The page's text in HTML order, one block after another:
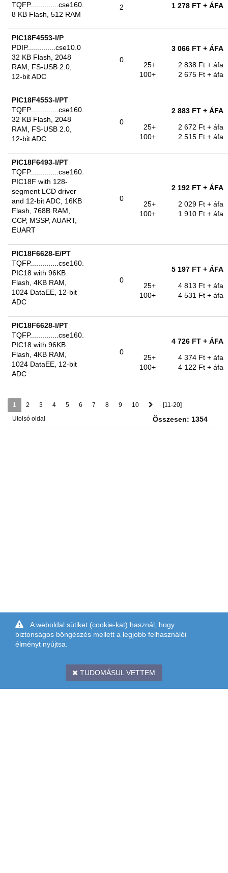
TQFP..............cse160.
8 KB Flash, 512 RAM
2 1 278 FT + ÁFA
PIC18F4553-I/P
PDIP..............cse10.0
32 KB Flash, 2048
RAM, FS-USB 2.0,
12-bit ADC
0
3 066 FT + ÁFA
25+
2 838 Ft + áfa
100+
2 675 Ft + áfa
PIC18F4553-I/PT
TQFP..............cse160.
32 KB Flash, 2048
RAM, FS-USB 2.0,
12-bit ADC
0
2 883 FT + ÁFA
25+
2 672 Ft + áfa
100+
2 515 Ft + áfa
PIC18F6493-I/PT
TQFP..............cse160.
PIC18F with 128-
segment LCD driver
and 12-bit ADC, 16KB
Flash, 768B RAM,
CCP, MSSP, AUART,
EUART
0
2 192 FT + ÁFA
25+
2 029 Ft + áfa
100+
1 910 Ft + áfa
PIC18F6628-E/PT
TQFP..............cse160.
PIC18 with 96KB
Flash, 4KB RAM,
1024 DataEE, 12-bit
ADC
0
5 197 FT + ÁFA
25+
4 813 Ft + áfa
100+
4 531 Ft + áfa
PIC18F6628-I/PT
TQFP..............cse160.
PIC18 with 96KB
Flash, 4KB RAM,
1024 DataEE, 12-bit
ADC
0
4 726 FT + ÁFA
25+
4 374 Ft + áfa
100+
4 122 Ft + áfa
1 2 3 4 5 6 7 8 9 10
[11-20]
Utolsó oldal
Összesen: 1354
A weboldal sütiket (cookie-kat) használ, hogy
biztonságos böngészés mellett a legjobb felhasználói
élményt nyújtsa.
TUDOMÁSUL VETTEM